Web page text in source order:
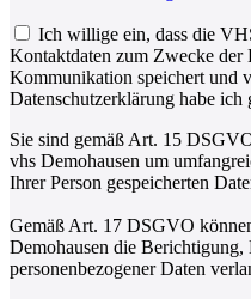
Ich willige ein, dass die
Kontaktdaten zum Zwecke der
Kommunikation speichert und
Datenschutzerklärung habe ich
Sie sind gemäß Art. 15
vhs Demohausen um
Ihrer Person gespeicherten
Gemäß Art. 17 DSGVO
Demohausen die
personenbezogener Daten